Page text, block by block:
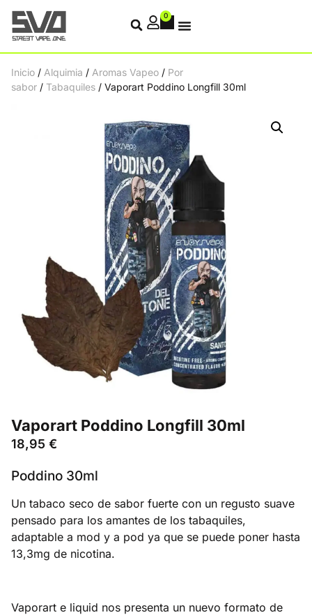
0
Inicio / Alquimia / Aromas Vapeo / Por
sabor / Tabaquiles / Vaporart Poddino Longfill 30ml
Vaporart Poddino Longfill 30ml
18,95 €
Poddino 30ml
Un tabaco seco de sabor fuerte con un regusto suave
pensado para los amantes de los tabaquiles,
adaptable a mod y a pod ya que se puede poner hasta
13,3mg de nicotina.
Vaporart e liquid nos presenta un nuevo formato de